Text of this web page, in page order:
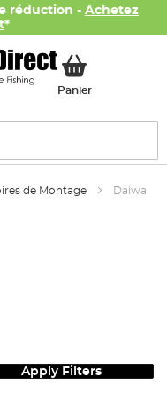
réduction - Achetez
*
PanierMon panier
de Montage Daiwa
Apply Filters